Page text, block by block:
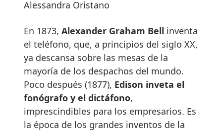
Alessandra Oristano
En 1873, Alexander Graham Bell inventa
el teléfono, que, a principios del siglo XX,
ya descansa sobre las mesas de la
mayoría de los despachos del mundo.
Poco después (1877), Edison inveta el
fonógrafo y el dictáfono,
imprescindibles para los empresarios. Es
la época de los grandes inventos de la